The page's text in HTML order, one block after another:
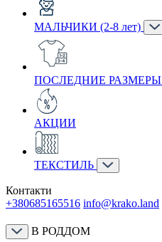
МАЛЬЧИКИ (2-8 лет)
ПОСЛЕДНИЕ РАЗМЕРЫ
АКЦИИ
ТЕКСТИЛЬ
Контакти
+380685165516 info@krako.land
В РОДДОМ